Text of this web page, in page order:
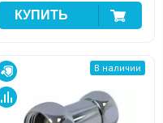
В наличии